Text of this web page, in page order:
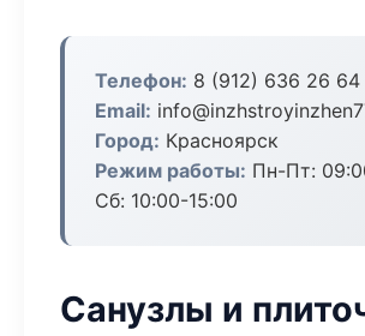
Телефон: 8 (912) 636 26 64
Email:
Город: Красноярск
Режим работы: Пн-Пт:
Сб: 10:00-15:00
Санузлы и